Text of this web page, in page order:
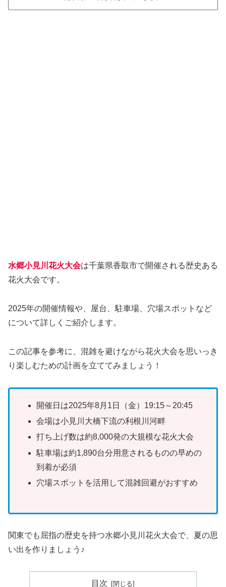
水郷小見川花火大会は千葉県香取市で開催される歴史ある
花火大会です。
2025年の開催情報や、屋台、駐車場、穴場スポットなど
について詳しくご紹介します。
この記事を参考に、混雑を避けながら花火大会を思いっき
り楽しむための計画を立ててみましょう！
開催日は2025年8月1日（金）19:15～20:45
会場は小見川大橋下流の利根川河畔
打ち上げ数は約8,000発の大規模な花火大会
駐車場は約1,890台分用意されるものの早めの
到着が必須
穴場スポットを活用して混雑回避がおすすめ
関東でも屈指の歴史を持つ水郷小見川花火大会で、夏の思
い出を作りましょう♪
目次